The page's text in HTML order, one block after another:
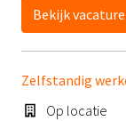
Bekijk vacature
Zelfstandig
Op locatie